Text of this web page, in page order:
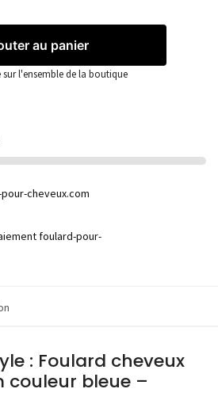
au panier
l'ensemble de la boutique
: Foulard cheveux
couleur bleue –